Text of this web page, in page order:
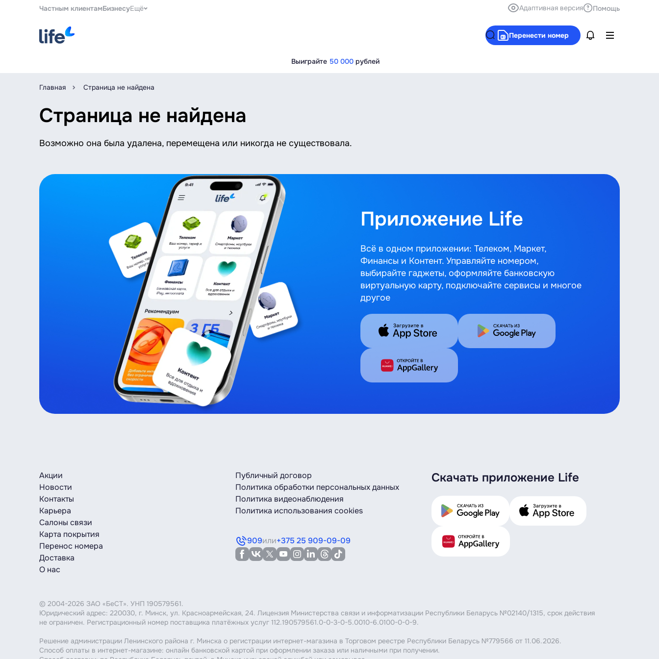
Частным клиентамБизнесуЕщё Адаптивная версия Помощь
Перенести номер
Выиграйте 50 000 рублей
Главная Страница не найдена
Страница не найдена
Возможно она была удалена, перемещена или никогда не существовала.
Приложение Life
Всё в одном приложении: Телеком, Маркет,
Финансы и Контент. Управляйте номером,
выбирайте гаджеты, оформляйте банковскую
виртуальную карту, подключайте сервисы и многое
другое
Акции
Новости
Контакты
Карьера
Салоны связи
Карта покрытия
Перенос номера
Доставка
О нас
Публичный договор
Политика обработки персональных данных
Политика видеонаблюдения
Политика использования cookies
909или+375 25 909-09-09
Скачать приложение Life
© 2004-2026 ЗАО «БеСТ». УНП 190579561.
Юридический адрес: 220030, г. Минск, ул. Красноармейская, 24. Лицензия Министерства связи и информатизации Республики Беларусь №02140/1315, срок действия
не ограничен. Регистрационный номер поставщика платёжных услуг 112.190579561.0-0-3-0-5.0010-6.0100-0-0-9.
Решение администрации Ленинского района г. Минска о регистрации интернет-магазина в Торговом реестре Республики Беларусь №779566 от 11.06.2026.
Способ оплаты в интернет-магазине: онлайн банковской картой при оформлении заказа или наличными при получении.